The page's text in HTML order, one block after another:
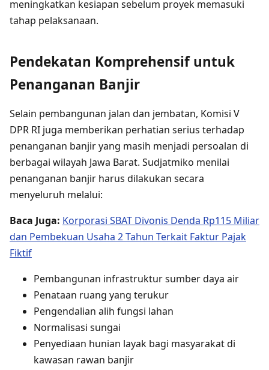
meningkatkan kesiapan sebelum proyek memasuki
tahap pelaksanaan.
Pendekatan Komprehensif untuk
Penanganan Banjir
Selain pembangunan jalan dan jembatan, Komisi V
DPR RI juga memberikan perhatian serius terhadap
penanganan banjir yang masih menjadi persoalan di
berbagai wilayah Jawa Barat. Sudjatmiko menilai
penanganan banjir harus dilakukan secara
menyeluruh melalui:
Baca Juga: Korporasi SBAT Divonis Denda Rp115 Miliar
dan Pembekuan Usaha 2 Tahun Terkait Faktur Pajak
Fiktif
Pembangunan infrastruktur sumber daya air
Penataan ruang yang terukur
Pengendalian alih fungsi lahan
Normalisasi sungai
Penyediaan hunian layak bagi masyarakat di
kawasan rawan banjir